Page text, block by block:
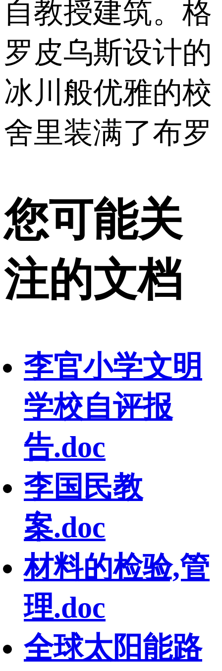
自教授建筑。格
罗皮乌斯设计的
冰川般优雅的校
舍里装满了布罗
您可能关
注的文档
李官小学文明
学校自评报
告.doc
李国民教
案.doc
材料的检验,管
理.doc
全球太阳能路